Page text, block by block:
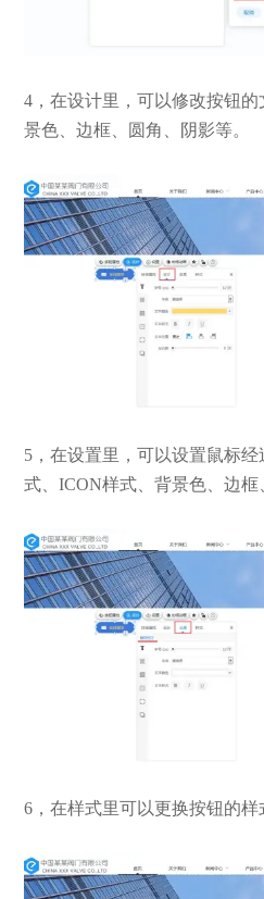
4，在设计里，可以修改按钮
景色、边框、圆角、阴影等。
5，在设置里，可以设置鼠标
式、ICON样式、背景色、边框
6，在样式里可以更换按钮的样